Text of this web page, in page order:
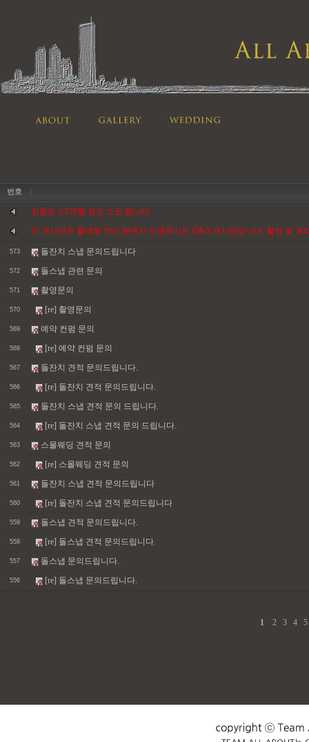
번호
상품은 3-5개월 정도 소요 됩니다.
이 게시판은 촬영을 하신 분께서 이용하시는 Q&A 게시판입니다. 촬영 및
573 돌잔치 스냅 문의드립니다
572 돌스냅 관련 문의
571 촬영문의
570 [re] 촬영문의
569 예약 컨펌 문의
568 [re] 예약 컨펌 문의
567 돌잔치 견적 문의드립니다.
566 [re] 돌잔치 견적 문의드립니다.
565 돌잔치 스냅 견적 문의 드립니다.
564 [re] 돌잔치 스냅 견적 문의 드립니다.
563 스몰웨딩 견적 문의
562 [re] 스몰웨딩 견적 문의
561 돌잔치 스냅 견적 문의드립니다
560 [re] 돌잔치 스냅 견적 문의드립니다
559 돌스냅 견적 문의드립니다.
558 [re] 돌스냅 견적 문의드립니다.
557 돌스냅 문의드립니다.
556 [re] 돌스냅 문의드립니다.
1 2 3 4